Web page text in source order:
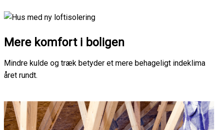
Mere komfort i boligen
Mindre kulde og træk betyder et mere behageligt indeklima
året rundt.